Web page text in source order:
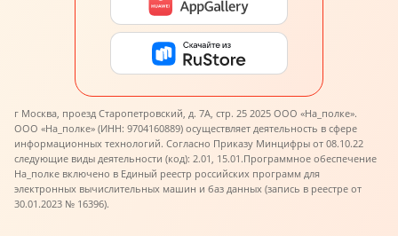
г Москва, проезд Старопетровский, д. 7А, стр. 25 2025 ООО «На_полке».
ООО «На_полке» (ИНН: 9704160889) осуществляет деятельность в сфере
информационных технологий. Согласно Приказу Минцифры от 08.10.22
следующие виды деятельности (код): 2.01, 15.01.Программное обеспечение
На_полке включено в Единый реестр российских программ для
электронных вычислительных машин и баз данных (запись в реестре от
30.01.2023 № 16396).